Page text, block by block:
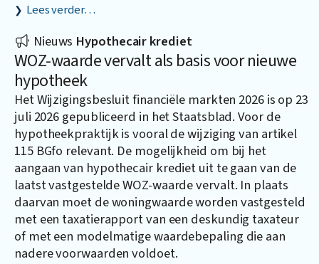
Lees verder…
Nieuws Hypothecair krediet
WOZ-waarde vervalt als basis voor nieuwe
hypotheek
Het Wijzigingsbesluit financiële markten 2026 is op 23
juli 2026 gepubliceerd in het Staatsblad. Voor de
hypotheekpraktijk is vooral de wijziging van artikel
115 BGfo relevant. De mogelijkheid om bij het
aangaan van hypothecair krediet uit te gaan van de
laatst vastgestelde WOZ-waarde vervalt. In plaats
daarvan moet de woningwaarde worden vastgesteld
met een taxatierapport van een deskundig taxateur
of met een modelmatige waardebepaling die aan
nadere voorwaarden voldoet.